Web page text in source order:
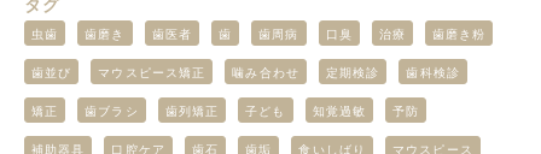
虫歯 歯磨き 歯医者 歯 歯周病 口臭 治療 歯磨き粉
歯並び マウスピース矯正 噛み合わせ 定期検診 歯科検診
矯正 歯ブラシ 歯列矯正 子ども 知覚過敏 予防
補助器具 口腔ケア 歯石 歯垢 食いしばり マウスピース